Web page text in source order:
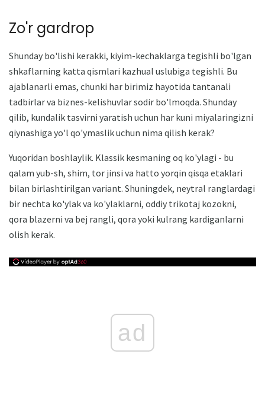
Zo'r gardrop
Shunday bo'lishi kerakki, kiyim-kechaklarga tegishli bo'lgan
shkaflarning katta qismlari kazhual uslubiga tegishli. Bu
ajablanarli emas, chunki har birimiz hayotida tantanali
tadbirlar va biznes-kelishuvlar sodir bo'lmoqda. Shunday
qilib, kundalik tasvirni yaratish uchun har kuni miyalaringizni
qiynashiga yo'l qo'ymaslik uchun nima qilish kerak?
Yuqoridan boshlaylik. Klassik kesmaning oq ko'ylagi - bu
qalam yub-sh, shim, tor jinsi va hatto yorqin qisqa etaklari
bilan birlashtirilgan variant. Shuningdek, neytral ranglardagi
bir nechta ko'ylak va ko'ylaklarni, oddiy trikotaj kozokni,
qora blazerni va bej rangli, qora yoki kulrang kardiganlarni
olish kerak.
ad